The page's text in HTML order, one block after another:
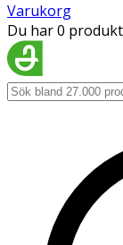
Varukorg
Du har 0